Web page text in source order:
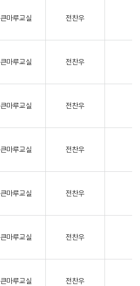
큰마루교실 전찬우
큰마루교실 전찬우
큰마루교실 전찬우
큰마루교실 전찬우
큰마루교실 전찬우
큰마루교실 전찬우
큰마루교실 전찬우